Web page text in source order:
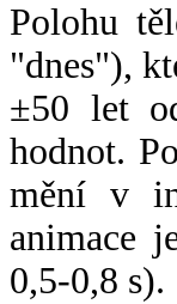
Polohu
"dnes"),
±50 let
hodnot.
mění v
animace
0,5-0,8 s).